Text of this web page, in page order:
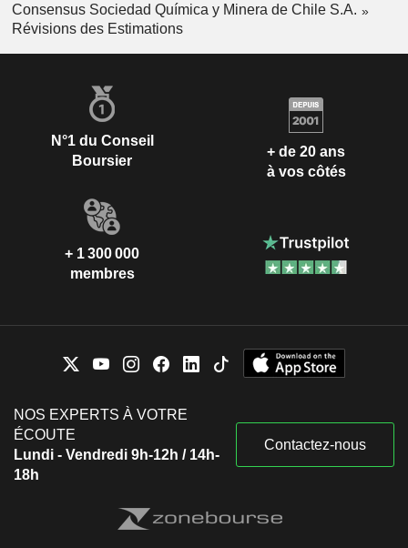
Consensus Sociedad Química y Minera de Chile S.A.
Révisions des Estimations
N°1 du Conseil
Boursier
+ de 20 ans
à vos côtés
+ 1 300 000
membres
NOS EXPERTS À VOTRE
ÉCOUTE
Lundi - Vendredi 9h-12h / 14h-
18h
Contactez-nous